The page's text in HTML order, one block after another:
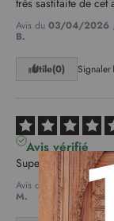
Avis du 03/04/2026
B.
Utile(0) Signaler
Avis vérifié
Superbe bien taillée
Avis du 03/04/2026
M.